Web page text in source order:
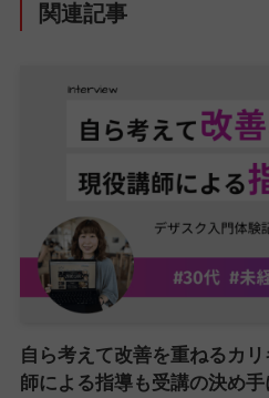
関連記事
自ら考えて改善を重ねるカ
師による指導も受講の決め手